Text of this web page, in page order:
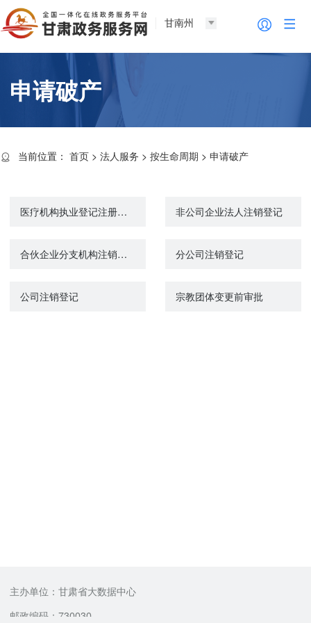
甘南州
申请破产
当前位置： 首页 > 法人服务 > 按生命周期 > 申请破产
医疗机构执业登记注册（注销） 非公司企业法人注销登记
合伙企业分支机构注销登记 分公司注销登记
公司注销登记 宗教团体变更前审批
主办单位：甘肃省大数据中心
邮政编码：730030